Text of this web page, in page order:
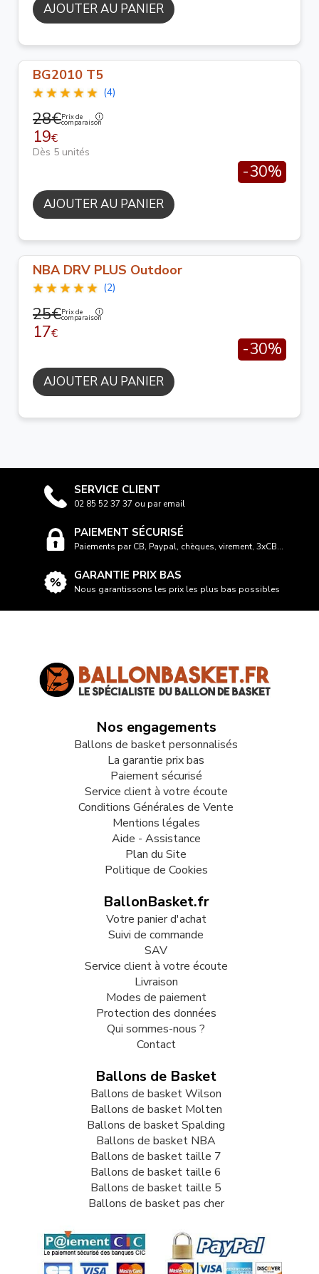
AJOUTER AU PANIER
BG2010 T5
(4)
28€Prix de
comparaison
19€
Dès 5 unités
-30%
AJOUTER AU PANIER
NBA DRV PLUS Outdoor
(2)
25€Prix de
comparaison
17€
-30%
AJOUTER AU PANIER
SERVICE CLIENT
02 85 52 37 37 ou par email
PAIEMENT SÉCURISÉ
Paiements par CB, Paypal, chèques, virement, 3xCB...
GARANTIE PRIX BAS
Nous garantissons les prix les plus bas possibles
Nos engagements
Ballons de basket personnalisés
La garantie prix bas
Paiement sécurisé
Service client à votre écoute
Conditions Générales de Vente
Mentions légales
Aide - Assistance
Plan du Site
Politique de Cookies
BallonBasket.fr
Votre panier d'achat
Suivi de commande
SAV
Service client à votre écoute
Livraison
Modes de paiement
Protection des données
Qui sommes-nous ?
Contact
Ballons de Basket
Ballons de basket Wilson
Ballons de basket Molten
Ballons de basket Spalding
Ballons de basket NBA
Ballons de basket taille 7
Ballons de basket taille 6
Ballons de basket taille 5
Ballons de basket pas cher